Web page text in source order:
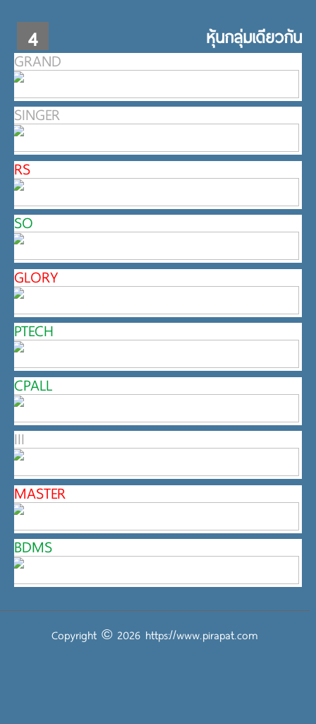
4 หุ้นกลุ่มเดียวกัน
GRAND
SINGER
RS
SO
GLORY
PTECH
CPALL
III
MASTER
BDMS
Copyright © 2026 https://www.pirapat.com